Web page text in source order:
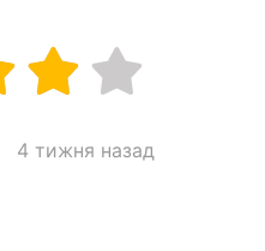
4 тижня назад